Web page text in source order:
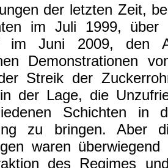
der letzten Zeit,
im Juli 1999, über
im Juni 2009, den
Demonstrationen
Streik der
der Lage, die
Schichten in
zu bringen. Aber
waren
des Regimes